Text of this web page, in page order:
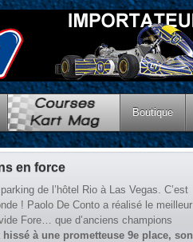
Boutique
en force
de l’hôtel Rio à Las Vegas. C’est
! Paolo De Conto a réalisé le meilleur
Fore… que d’anciens champions
à une prometteuse 9e place, son